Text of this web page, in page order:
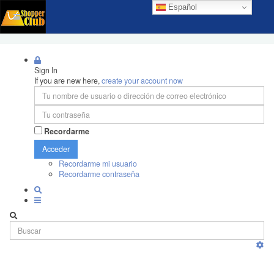
Español
Sign In
If you are new here,create your account now
Recordarme
Acceder
Recordarme mi usuario
Recordarme contraseña